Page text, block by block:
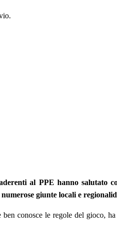
al PPE hanno salutato
giunte locali e
ben conosce le regole del gioco,